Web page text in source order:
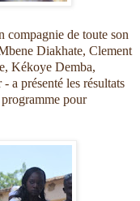
compagnie de toute son
Diakhate, Clement
Kékoye Demba,
a présenté les résultats
pour